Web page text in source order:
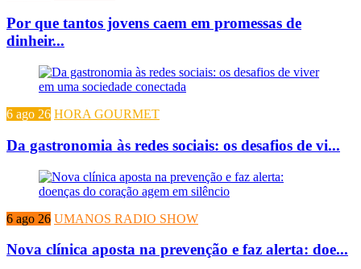
Por que tantos jovens caem em promessas de
dinheir...
6 ago 26 HORA GOURMET
Da gastronomia às redes sociais: os desafios de vi...
6 ago 26 UMANOS RADIO SHOW
Nova clínica aposta na prevenção e faz alerta: doe...